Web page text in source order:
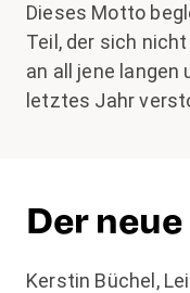
Dieses Motto
Teil, der sich
an all jene langen
letztes Jahr
Der
Kerstin Büchel,